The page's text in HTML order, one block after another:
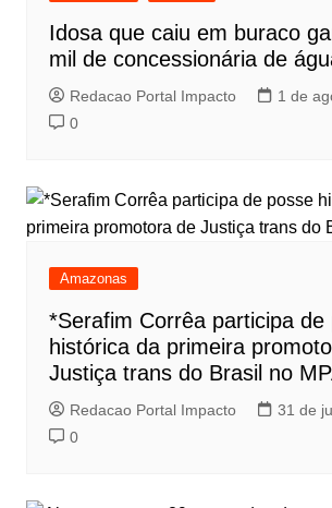
Idosa que caiu em buraco
mil de concessionária de
Redacao Portal Impacto
1 de
0
Amazonas
*Serafim Corrêa participa de
histórica da primeira
Justiça trans do Brasil no
Redacao Portal Impacto
31 de
0